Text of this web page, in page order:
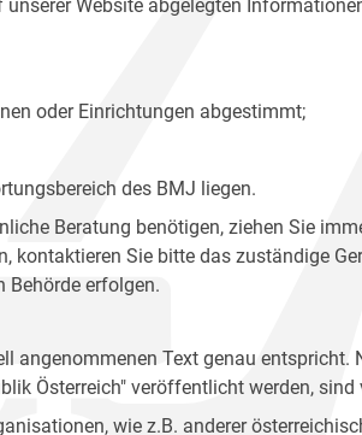
Website abgelegten
oder Einrichtungen abgestimmt;
des BMJ liegen.
Beratung benötigen, ziehen Sie
kontaktieren Sie bitte das zuständige
Behörde erfolgen.
Text genau entspricht.
Österreich" veröffentlicht werden, sind
wie z.B. anderer